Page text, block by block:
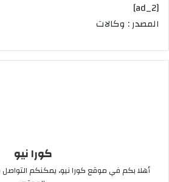
[ad_2]
المصدر : وكالات
كورا نيو
أهلا بكم في موقع كورا نيو، يمكنكم